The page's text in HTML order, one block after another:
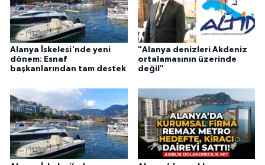
Alanya İskelesi'nde yeni
dönem: Esnaf
başkanlarından tam destek
"Alanya denizleri Akdeniz
ortalamasının üzerinde
değil"